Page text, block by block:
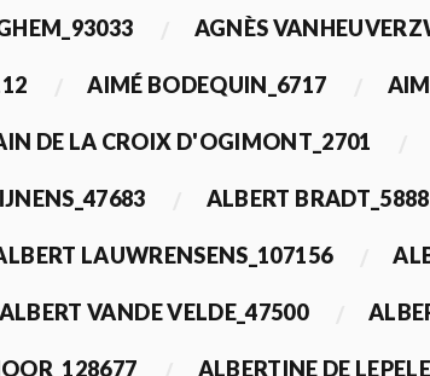
AGNÈS
AIMÉ BODEQUIN_6717
DE LA CROIX D'OGIMONT_2701
ALBERT
LAUWRENSENS_107156
ALBERT VANDE VELDE_47500
ALBERTINE DE